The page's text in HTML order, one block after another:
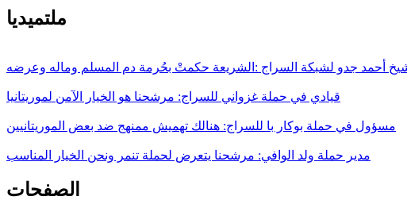
ملتميديا
أحمد جدو لشبكة السراج :الشريعة حكمتْ بحُرمة دم المسلم وماله وعرضه
قيادي في حملة غزواني للسراج: مرشحنا هو الخيار الآمن لموريتانيا
مسؤول في حملة بوكار با للسراج: هنالك تهميش ممنهج ضد بعض الموريتانيين
مدير حملة ولد الوافي: مرشحنا يتعرض لحملة تنمر ونحن الخيار المناسب
الصفحات